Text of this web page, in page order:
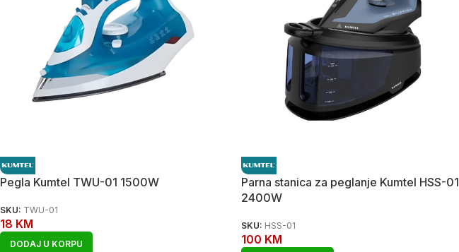
Pegla Kumtel TWU-01 1500W
SKU: TWU-01
18 KM
DODAJ U KORPU
Parna stanica za peglanje Kumtel HSS-01
2400W
SKU: HSS-01
100 KM